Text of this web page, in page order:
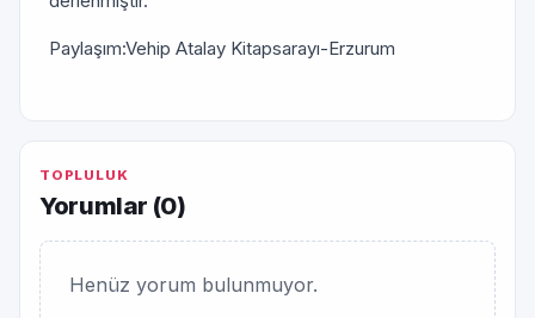
Paylaşım:Vehip Atalay Kitapsarayı-Erzurum
TOPLULUK
Yorumlar (0)
Henüz yorum bulunmuyor.